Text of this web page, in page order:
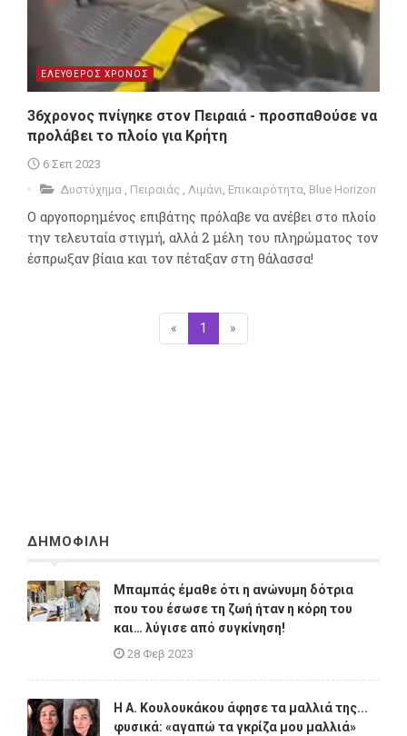
ΕΛΕΥΘΕΡΟΣ ΧΡΟΝΟΣ
36χρονος πνίγηκε στον Πειραιά - προσπαθούσε να
προλάβει το πλοίο για Κρήτη
6 Σεπ 2023
Δυστύχημα , Πειραιάς , Λιμάνι, Επικαιρότητα, Blue Horizon
Ο αργοπορημένος επιβάτης πρόλαβε να ανέβει στο πλοίο
την τελευταία στιγμή, αλλά 2 μέλη του πληρώματος τον
έσπρωξαν βίαια και τον πέταξαν στη θάλασσα!
« Προηγούμενη
1 (επιλεγμένη)
»
ΔΗΜΟΦΙΛΗ
Μπαμπάς έμαθε ότι η ανώνυμη δότρια
που του έσωσε τη ζωή ήταν η κόρη του
και… λύγισε από συγκίνηση!
28 Φεβ 2023
Η A. Κουλουκάκου άφησε τα μαλλιά της...
φυσικά: «αγαπώ τα γκρίζα μου μαλλιά»